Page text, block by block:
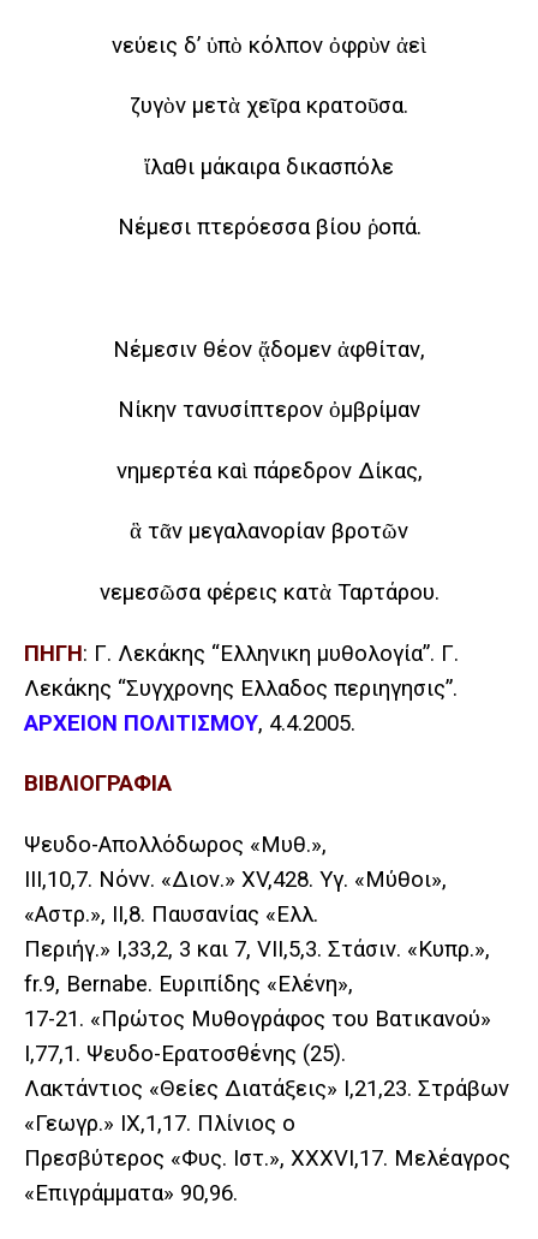
νεύεις δ’ ὑπὸ κόλπον ὀφρὺν ἀεὶ
ζυγὸν μετὰ χεῖρα κρατοῦσα.
ἴλαθι μάκαιρα δικασπόλε
Νέμεσι πτερόεσσα βίου ῥοπά.
Νέμεσιν θέον ᾄδομεν ἀφθίταν,
Νίκην τανυσίπτερον ὀμβρίμαν
νημερτέα καὶ πάρεδρον Δίκας,
ἃ τᾶν μεγαλανορίαν βροτῶν
νεμεσῶσα φέρεις κατὰ Ταρτάρου.
ΠΗΓΗ: Γ. Λεκάκης “Ελληνικη μυθολογία”. Γ.
Λεκάκης “Συγχρονης Ελλαδος περιηγησις”.
ΑΡΧΕΙΟΝ ΠΟΛΙΤΙΣΜΟΥ, 4.4.2005.
ΒΙΒΛΙΟΓΡΑΦΙΑ
Ψευδο-Απολλόδωρος «Μυθ.»,
III,10,7. Νόνν. «Διον.» XV,428. Υγ. «Μύθοι»,
«Αστρ.», II,8. Παυσανίας «Ελλ.
Περιήγ.» Ι,33,2, 3 και 7, VII,5,3. Στάσιν. «Κυπρ.»,
fr.9, Bernabe. Ευριπίδης «Ελένη»,
17-21. «Πρώτος Μυθογράφος του Βατικανού»
I,77,1. Ψευδο-Ερατοσθένης (25).
Λακτάντιος «Θείες Διατάξεις» Ι,21,23. Στράβων
«Γεωγρ.» IX,1,17. Πλίνιος ο
Πρεσβύτερος «Φυς. Ιστ.», XXXVI,17. Μελέαγρος
«Επιγράμματα» 90,96.